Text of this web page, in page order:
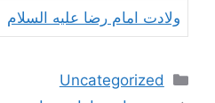
ولادت امام رضا علیه السلام
دسته‌ها
Uncategorized